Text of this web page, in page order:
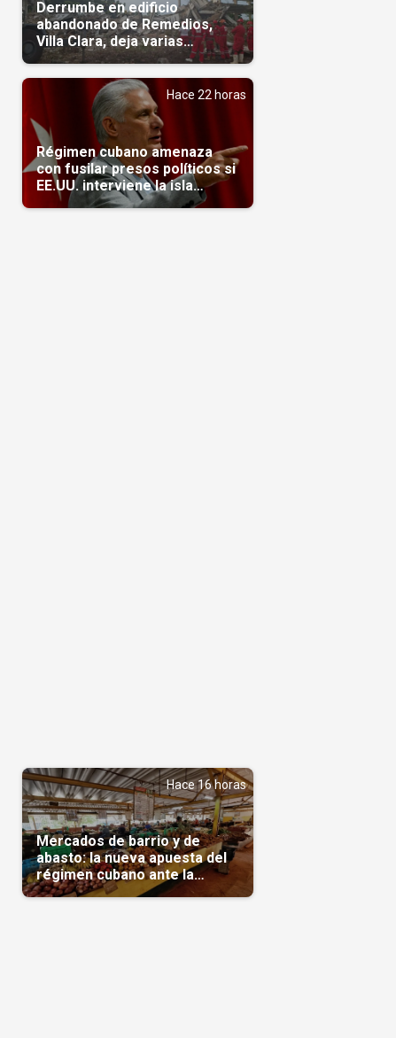
Derrumbe en edificio
abandonado de Remedios,
Villa Clara, deja varias
personas atrapadas
Hace 22 horas
Régimen cubano amenaza
con fusilar presos políticos si
EE.UU. interviene la isla
(Video)
Hace 16 horas
Mercados de barrio y de
abasto: la nueva apuesta del
régimen cubano ante la
escasez